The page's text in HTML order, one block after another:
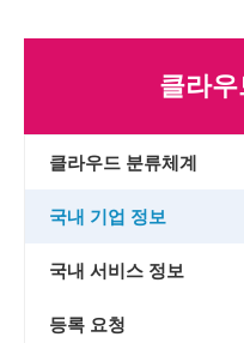
클라
클라우드 분류체계
국내 기업 정보
국내 서비스 정보
등록 요청